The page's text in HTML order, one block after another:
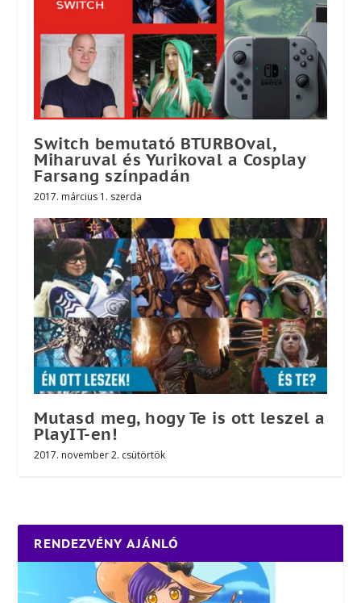
Switch bemutató BTURBOval,
Miharuval és Yurikoval a Cosplay
Farsang színpadán
2017. március 1. szerda
Mutasd meg, hogy Te is ott leszel a
PlayIT-en!
2017. november 2. csütörtök
RENDEZVÉNY AJÁNLÓ